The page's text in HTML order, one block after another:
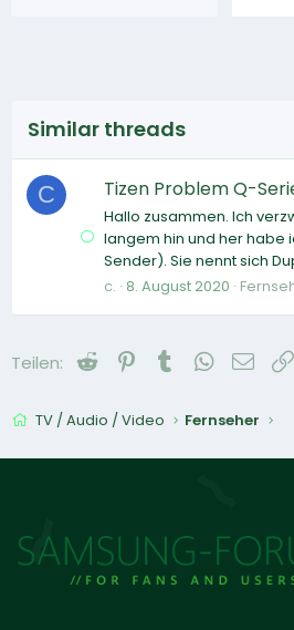
Similar threads
C Tizen Problem Q-
Hallo zusammen. Ich
langem hin und her habe
Sender). Sie nennt sich
c. 8. August 2020
Teilen: Reddit PinterestTumblrWhatsApp
E-Mail
TV / Audio / Video Fernseher